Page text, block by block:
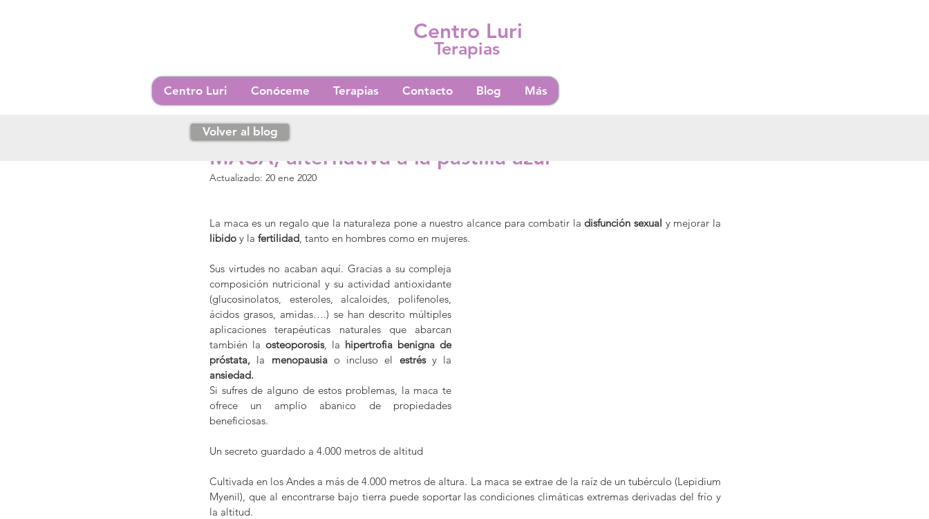
Centro Luri
Terapias
Centro Luri Conóceme Terapias Contacto Blog Más
MACA, alternativa a la pastilla azul
5 abr 2019 5 min de lectura
Actualizado: 20 ene 2020
La maca es un regalo que la naturaleza pone a nuestro alcance para combatir la disfunción sexual
libido y la fertilidad, tanto en hombres como en mujeres.
Sus virtudes no acaban aquí. Gracias a su compleja
composición nutricional y su actividad antioxidante
(glucosinolatos, esteroles, alcaloides, polifenoles,
ácidos grasos, amidas….) se han descrito múltiples
aplicaciones terapéuticas naturales que abarcan
también la osteoporosis, la hipertrofia benigna de
próstata, la menopausia o incluso el estrés y la
ansiedad.
Si sufres de alguno de estos problemas, la maca te
ofrece un amplio abanico de propiedades
beneficiosas.
Un secreto guardado a 4.000 metros de altitud
Cultivada en los Andes a más de 4.000 metros de altura. La maca se extrae de la raíz de un tubérculo (Lepidium
Myenil), que al encontrarse bajo tierra puede soportar las condiciones climáticas extremas derivadas del frío y
la altitud.
Volver al blog